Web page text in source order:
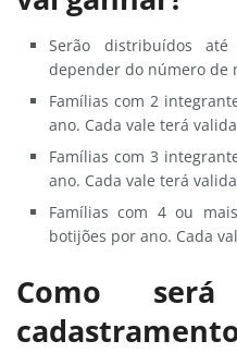
Serão distribuídos
depender do número de
Famílias com 2
ano. Cada vale terá
Famílias com 3
ano. Cada vale terá
Famílias com 4 ou
botijões por ano. Cada
Como